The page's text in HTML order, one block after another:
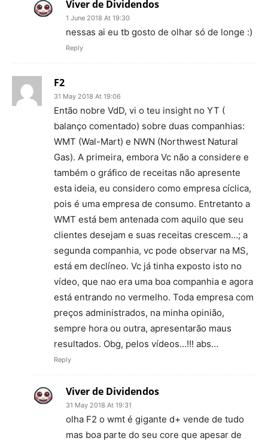
Viver de Dividendos
1 June 2018 At 19:30
nessas ai eu tb gosto de olhar só de longe :)
Reply
F2
31 May 2018 At 19:06
Então nobre VdD, vi o teu insight no YT (
balanço comentado) sobre duas companhias:
WMT (Wal-Mart) e NWN (Northwest Natural
Gas). A primeira, embora Vc não a considere e
também o gráfico de receitas não apresente
esta ideia, eu considero como empresa cíclica,
pois é uma empresa de consumo. Entretanto a
WMT está bem antenada com aquilo que seu
clientes desejam e suas receitas crescem…; a
segunda companhia, vc pode observar na MS,
está em declíneo. Vc já tinha exposto isto no
vídeo, que nao era uma boa companhia e agora
está entrando no vermelho. Toda empresa com
preços administrados, na minha opinião,
sempre hora ou outra, apresentarão maus
resultados. Obg, pelos vídeos…!!! abs…
Reply
Viver de Dividendos
31 May 2018 At 19:31
olha F2 o wmt é gigante d+ vende de tudo
mas boa parte do seu core que apesar de